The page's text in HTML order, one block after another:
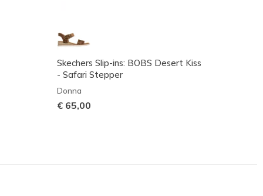
Skechers Slip-ins: BOBS Desert Kiss
- Safari Stepper
Donna
€ 65,00